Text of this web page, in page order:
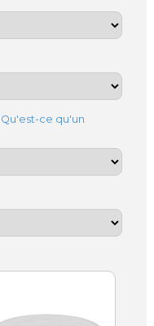
Qu'est-ce qu'un